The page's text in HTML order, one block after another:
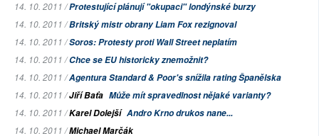
14. 10. 2011 /Protestující plánují "okupaci" londýnské burzy
14. 10. 2011 /Britský mistr obrany Liam Fox rezignoval
14. 10. 2011 /Soros: Protesty proti Wall Street neplatím
14. 10. 2011 /Chce se EU historicky znemožnit?
14. 10. 2011 /Agentura Standard & Poor's snížila rating Španělska
14. 10. 2011 /Jiří Baťa Může mít spravedlnost nějaké varianty?
14. 10. 2011 /Karel Dolejší Andro Krno drukos nane...
14. 10. 2011 /Michael Marčák